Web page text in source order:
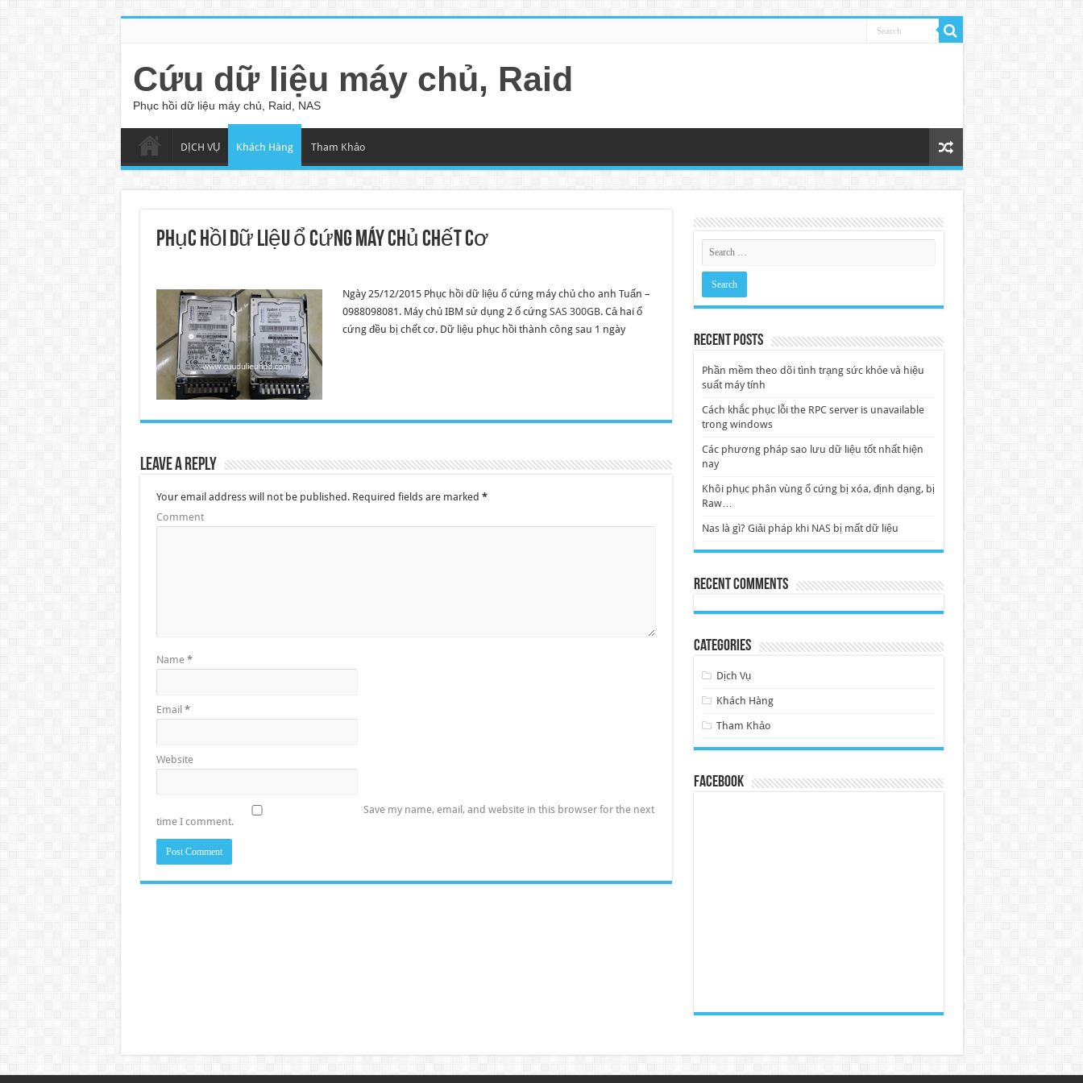
Cứu dữ liệu máy chủ, Raid
Phục hồi dữ liệu máy chủ, Raid, NAS
DỊCH VỤ Khách Hàng Tham Khảo
Phục hồi dữ liệu ổ cứng máy chủ chết cơ
Ngày 25/12/2015 Phục hồi dữ liệu ổ cứng máy chủ cho anh Tuấn –
0988098081. Máy chủ IBM sử dụng 2 ổ cứng SAS 300GB. Cả hai ổ
cứng đều bị chết cơ. Dữ liệu phục hồi thành công sau 1 ngày
Leave a Reply
Your email address will not be published.Required fields are marked *
Comment
Name *
Email *
Website
Save my name, email, and website in this browser for the next
time I comment.
Recent Posts
Phần mềm theo dõi tình trạng sức khỏe và hiệu
suất máy tính
Cách khắc phục lỗi the RPC server is unavailable
trong windows
Các phương pháp sao lưu dữ liệu tốt nhất hiện
nay
Khôi phục phân vùng ổ cứng bị xóa, định dạng, bị
Raw…
Nas là gì? Giải pháp khi NAS bị mất dữ liệu
Recent Comments
Categories
Dịch Vụ
Khách Hàng
Tham Khảo
Facebook